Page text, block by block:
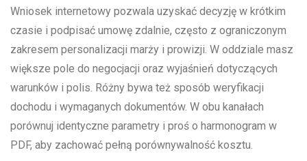
Wniosek internetowy pozwala uzyskać decyzję w krótkim
czasie i podpisać umowę zdalnie, często z ograniczonym
zakresem personalizacji marży i prowizji. W oddziale masz
większe pole do negocjacji oraz wyjaśnień dotyczących
warunków i polis. Różny bywa też sposób weryfikacji
dochodu i wymaganych dokumentów. W obu kanałach
porównuj identyczne parametry i proś o harmonogram w
PDF, aby zachować pełną porównywalność kosztu.